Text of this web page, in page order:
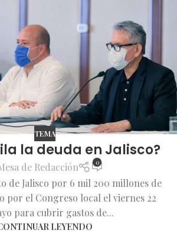
TEMA
la deuda en Jalisco?
de Redacción 0
de Jalisco por 6 mil 200 millones de
por el Congreso local el viernes 22
para cubrir gastos de...
LEYENDO